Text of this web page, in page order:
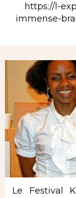
https://l-
immense-
Le Festival